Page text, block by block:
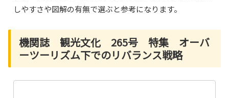
しやすさや図解の有無で選ぶと参考になります。
機関誌 観光文化 265号 特集 オーバ
ーツーリズム下でのリバランス戦略